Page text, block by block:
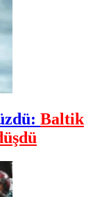
Baltik